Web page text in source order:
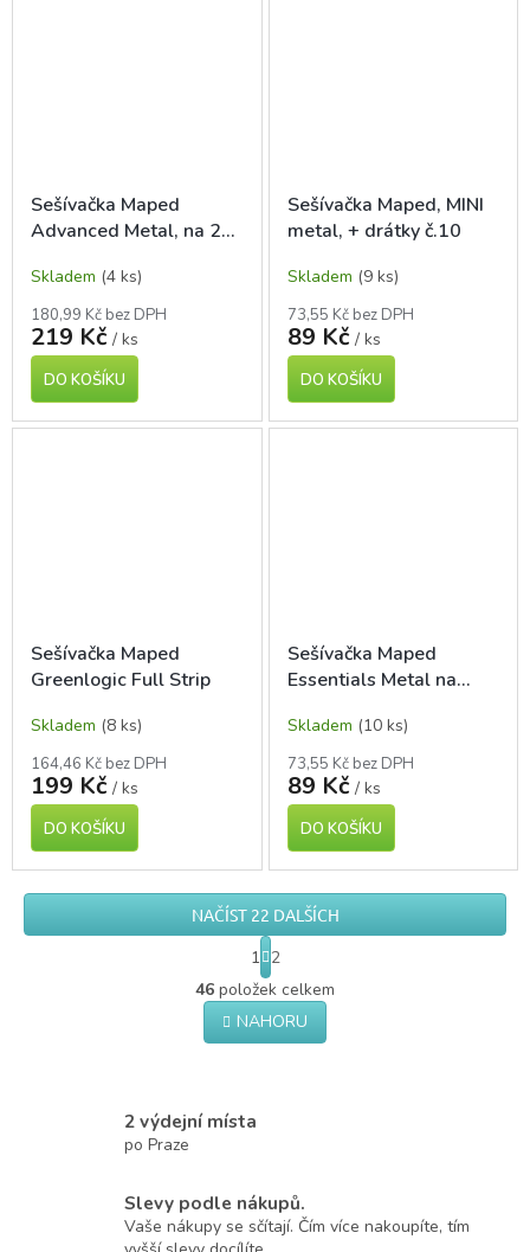
Sešívačka Maped
Advanced Metal, na 25
Skladem (4 ks)
180,99 Kč bez DPH
219 Kč / ks
DO KOŠÍKU
Sešívačka Maped, MINI
metal, + drátky č.10
Skladem (9 ks)
73,55 Kč bez DPH
89 Kč / ks
DO KOŠÍKU
Sešívačka Maped
Greenlogic Full Strip
Skladem (8 ks)
164,46 Kč bez DPH
199 Kč / ks
DO KOŠÍKU
Sešívačka Maped
Essentials Metal na
Skladem (10 ks)
73,55 Kč bez DPH
89 Kč / ks
DO KOŠÍKU
O
v
l
á
v
k
NAČÍST 22 DALŠÍCH
S
t
r
á
n
k
1 2
46 položek celkem
NAHORU
2 výdejní místa
po Praze
Slevy podle nákupů.
Vaše nákupy se sčítají. Čím více nakoupíte, tím